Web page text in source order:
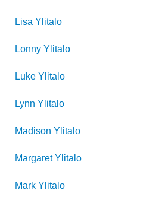
Lisa Ylitalo
Lonny Ylitalo
Luke Ylitalo
Lynn Ylitalo
Madison Ylitalo
Margaret Ylitalo
Mark Ylitalo